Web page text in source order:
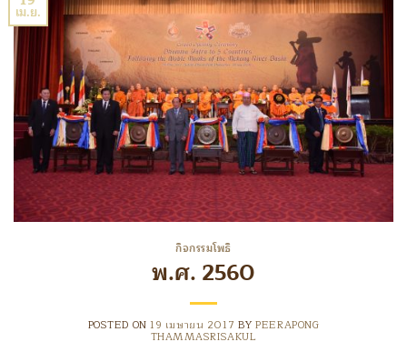
เม.ย.
กิจกรรมโพธิ
พ.ศ. 2560
POSTED ON19 เมษายน 2017 BYPEERAPONG
THAMMASRISAKUL